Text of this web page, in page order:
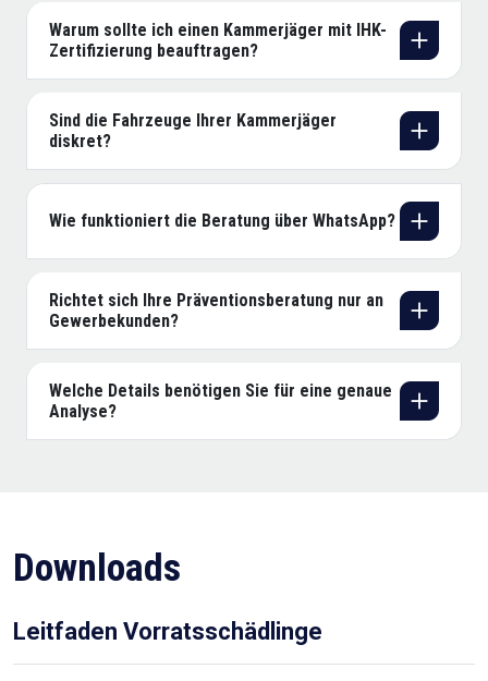
Warum sollte ich einen Kammerjäger mit IHK-
Zertifizierung beauftragen?
Sind die Fahrzeuge Ihrer Kammerjäger
diskret?
Wie funktioniert die Beratung über WhatsApp?
Richtet sich Ihre Präventionsberatung nur an
Gewerbekunden?
Welche Details benötigen Sie für eine genaue
Analyse?
Downloads
Leitfaden Vorratsschädlinge